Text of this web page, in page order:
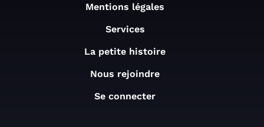
Mentions légales
Services
La petite histoire
Nous rejoindre
Se connecter